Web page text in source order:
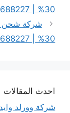
30% | 0506688227 أرخص شحن للبحرين
شركة شحن
30% | 0506688227 أرخص شحن للكويت
احدث المقالات
شركة وورلد